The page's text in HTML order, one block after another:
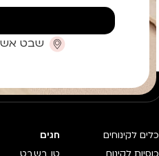
שבט אשר 11, לוד (קומת
כלים לקינוחים
חגים